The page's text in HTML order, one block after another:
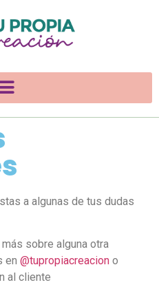
a algunas de tus dudas
sobre alguna otra
en @tupropiacreacion o
al cliente